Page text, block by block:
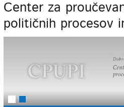
Center za
političnih procesov